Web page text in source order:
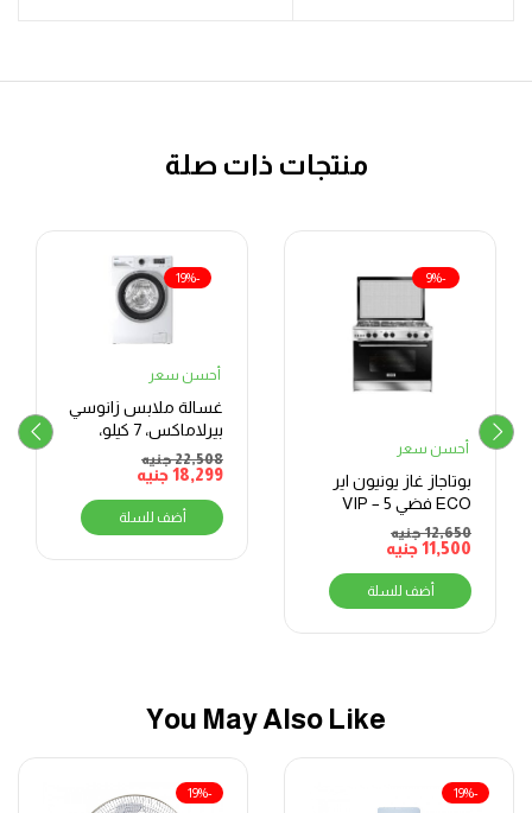
منتجات ذات صلة
-9%
أحسن سعر
بوتاجاز غاز يونيون اير
ECO فضي VIP – 5
شعلات، 60×90 سم
12,650جنيه
11,500جنيه
أضف للسلة
-19%
أحسن سعر
غسالة ملابس زانوسي
بيرلاماكس، 7 كيلو،
ابيض – ZWF7240WS5
22,508جنيه
18,299جنيه
أضف للسلة
You May Also Like
-19%
-19%